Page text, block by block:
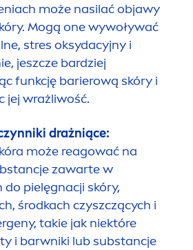
może nasilać objawy
Mogą one wywoływać
stres oksydacyjny i
jeszcze bardziej
funkcję barierową skóry i
jej wrażliwość.
drażniące:
może reagować na
zawarte w
pielęgnacji skóry,
środkach czyszczących i
takie jak niektóre
i barwniki lub substancje